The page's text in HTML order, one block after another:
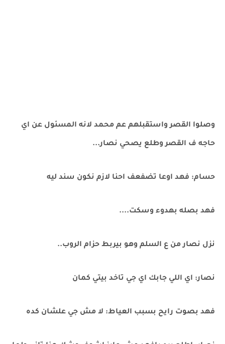
وصلوا القصر واستقبلهم عم محمد لانه المسئول عن اي
حاجه ف القصر وطلع يصحي نصار...
حسام: فهد اوعا تضفعف احنا لازم نكون سند ليه
فهد بصله بهدوء وسكت....
نزل نصار من ع السلم وهو بيربط حزام الروب..
نصار: اي اللي جابك اي جي تاخد بيتي كمان
فهد بصوت رايح بسبب العياط: لا مش جي علشان كده